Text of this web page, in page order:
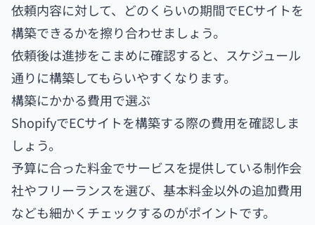
依頼内容に対して、どのくらいの期間でECサイトを
構築できるかを擦り合わせましょう。
依頼後は進捗をこまめに確認すると、スケジュール
通りに構築してもらいやすくなります。
構築にかかる費用で選ぶ
ShopifyでECサイトを構築する際の費用を確認しま
しょう。
予算に合った料金でサービスを提供している制作会
社やフリーランスを選び、基本料金以外の追加費用
なども細かくチェックするのがポイントです。